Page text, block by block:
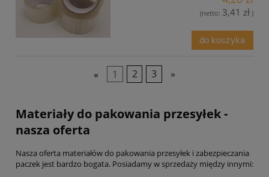
(netto: 3,41 zł )
do koszyka
« 1 2 3 »
Materiały do pakowania przesyłek -
nasza oferta
Nasza oferta materiałów do pakowania przesyłek i zabezpieczania
paczek jest bardzo bogata. Posiadamy w sprzedaży między innymi: